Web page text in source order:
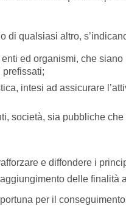
di qualsiasi altro,
ed organismi, che
intesi ad assicurare
società, sia pubbliche
e diffondere i
delle finalità
per il